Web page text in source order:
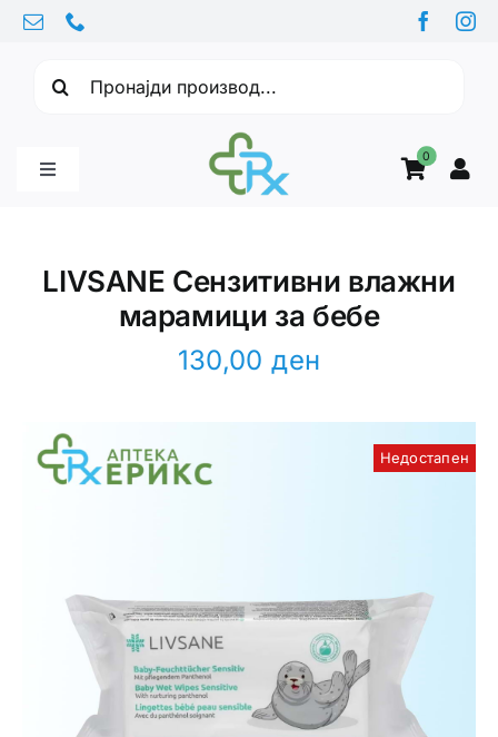
Skip
content
0
Toggle
Здравствени проблеми
Лична хигиена
Медицински апрати
LIVSANE Сензитивни влажни
марамици за бебе
130,00ден
Недостапен